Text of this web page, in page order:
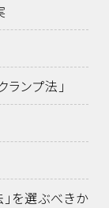
ンプ法」
を選ぶべきか